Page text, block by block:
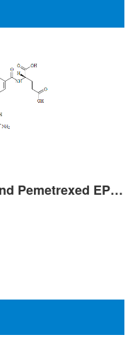
Pemetrexed EP Impurity B and Pemetrexed EP Impurity C